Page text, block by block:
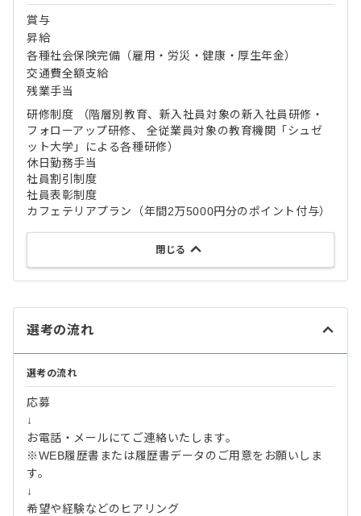
賞与
昇給
各種社会保険完備（雇用・労災・健康・厚生年金）
交通費全額支給
残業手当
研修制度 （階層別教育、新入社員対象の新入社員研修・
フォローアップ研修、 全従業員対象の教育機関「シュゼ
ット大学」による各種研修）
休日勤務手当
社員割引制度
社員表彰制度
カフェテリアプラン（年間2万5000円分のポイント付与）
閉じる
選考の流れ
選考の流れ
応募
↓
お電話・メールにてご連絡いたします。
※WEB履歴書または履歴書データのご用意をお願いしま
す。
↓
希望や経験などのヒアリング